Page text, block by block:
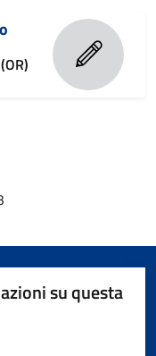
su questa